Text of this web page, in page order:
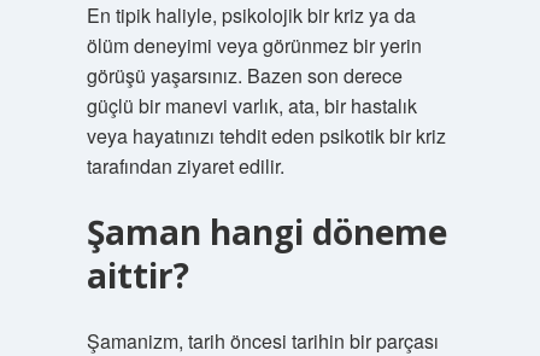
En tipik haliyle, psikolojik bir kriz ya da
ölüm deneyimi veya görünmez bir yerin
görüşü yaşarsınız. Bazen son derece
güçlü bir manevi varlık, ata, bir hastalık
veya hayatınızı tehdit eden psikotik bir kriz
tarafından ziyaret edilir.
Şaman hangi döneme
aittir?
Şamanizm, tarih öncesi tarihin bir parçası